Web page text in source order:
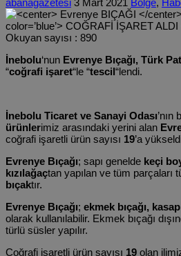
abanagazetesi 3 Mart 2021 Bölge,
Okuyan sayısı : 890
İnebolu‘nun Evrenye Bıçağı, Türk
“coğrafi işaret“le “tescil“lendi.
İnebolu Ticaret ve Sanayi Odası
ürünlerimiz arasındaki yerini alan
coğrafi işaretli ürün sayısı 19’a
Evrenye Bıçağı; sapı genelde keçi
kızılağaçtan yapılan ve tüm parçaları
bıçaktır.
Evrenye Bıçağı; ekmek bıçağı,
olarak kullanılabilir. Ekmek bıçağı
türlü süsler yapılır.
Coğrafi işaretli ürün sayısı 19 olan